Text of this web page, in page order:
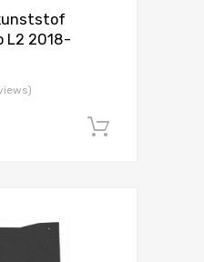
L2 2018-